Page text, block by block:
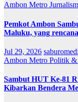
Ambon Metro
Pemkot Ambon
Maluku, yang
Jul 29, 2026
Ambon Metro Politik &
Sambut HUT Ke-81
Kibarkan Bendera